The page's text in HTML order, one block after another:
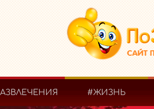
#ЖИЗНЬ